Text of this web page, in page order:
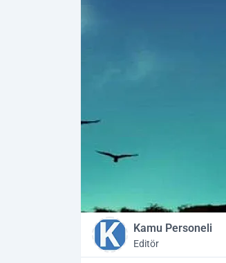
Kamu Personeli
Editör